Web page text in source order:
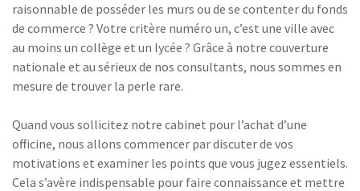
raisonnable de posséder les murs ou de se contenter du fonds
de commerce ? Votre critère numéro un, c’est une ville avec
au moins un collège et un lycée ? Grâce à notre couverture
nationale et au sérieux de nos consultants, nous sommes en
mesure de trouver la perle rare.
Quand vous sollicitez notre cabinet pour l’achat d’une
officine, nous allons commencer par discuter de vos
motivations et examiner les points que vous jugez essentiels.
Cela s’avère indispensable pour faire connaissance et mettre